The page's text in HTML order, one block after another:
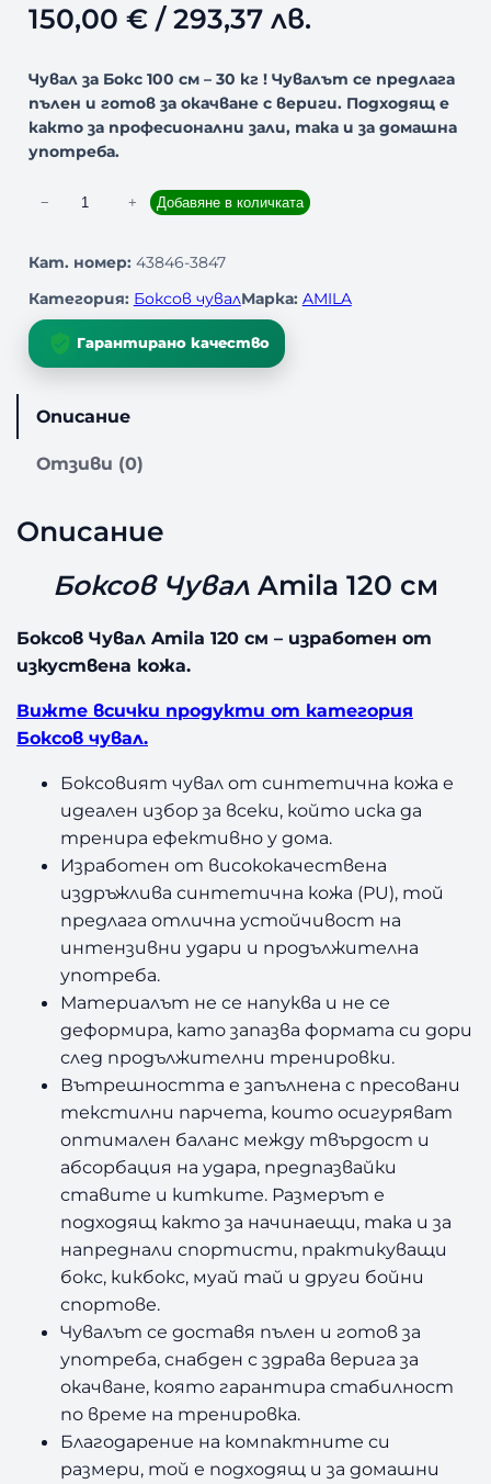
150,00 €/ 293,37 лв.
Чувал за Бокс 100 см – 30 кг ! Чувалът се предлага
пълен и готов за окачване с вериги. Подходящ е
както за професионални зали, така и за домашна
употреба.
л
ч
е
с
т
о
о
к
Ч
у
а
л
m
− + Добавяне в количката
Кат. номер: 43846-3847
Категория: Боксов чувалМарка: AMILA
Гарантирано качество
Описание
Отзиви (0)
Описание
Боксов Чувал Amila 120 см
Боксов Чувал Amila 120 см – изработен от
изкуствена кожа.
Вижте всички продукти от категория
Боксов чувал.
Боксовият чувал от синтетична кожа е
идеален избор за всеки, който иска да
тренира ефективно у дома.
Изработен от висококачествена
издръжлива синтетична кожа (PU), той
предлага отлична устойчивост на
интензивни удари и продължителна
употреба.
Материалът не се напуква и не се
деформира, като запазва формата си дори
след продължителни тренировки.
Вътрешността е запълнена с пресовани
текстилни парчета, които осигуряват
оптимален баланс между твърдост и
абсорбация на удара, предпазвайки
ставите и китките. Размерът е
подходящ както за начинаещи, така и за
напреднали спортисти, практикуващи
бокс, кикбокс, муай тай и други бойни
спортове.
Чувалът се доставя пълен и готов за
употреба, снабден с здрава верига за
окачване, която гарантира стабилност
по време на тренировка.
Благодарение на компактните си
размери, той е подходящ и за домашни